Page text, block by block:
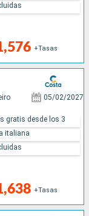
+Tasas
05/02/2027
+Tasas
gratis desde los 3
italiana